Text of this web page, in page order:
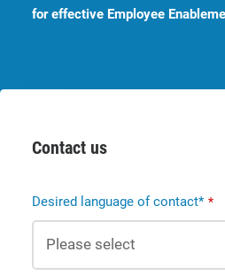
for effective Employee
Contact us
Desired language of contact* *